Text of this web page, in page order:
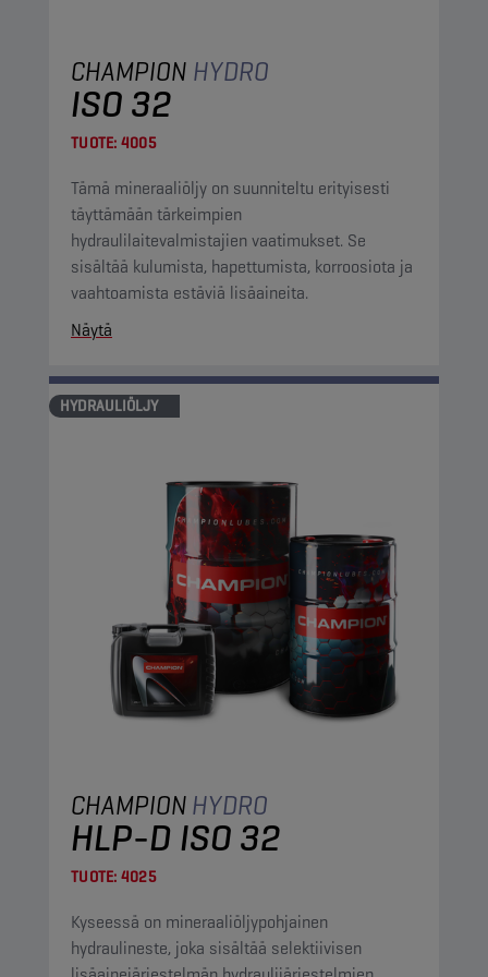
CHAMPION HYDRO
ISO 32
TUOTE: 4005
Tämä mineraaliöljy on suunniteltu erityisesti
täyttämään tärkeimpien
hydraulilaitevalmistajien vaatimukset. Se
sisältää kulumista, hapettumista, korroosiota ja
vaahtoamista estäviä lisäaineita.
Näytä
HYDRAULIÖLJY
CHAMPIONHYDRO
HLP-D ISO 32
TUOTE: 4025
Kyseessä on mineraaliöljypohjainen
hydraulineste, joka sisältää selektiivisen